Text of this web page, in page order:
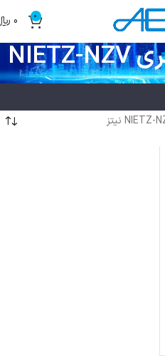
0
0
اینورتر سه فاز سری NIETZ-NZV